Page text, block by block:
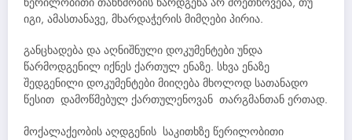
იგი, ამასთანავე, მხარდაჭერის მიმღები პირია.
განცხადება და აღნიშნული დოკუმენტები უნდა
წარმოდგენილ იქნეს ქართულ ენაზე. სხვა ენაზე
შედგენილი დოკუმენტები მიიღება მხოლოდ სათანადო
წესით დამოწმებულ ქართულენოვან თარგმანთან ერთად.
მოქალაქეობის აღდგენის საკითხზე წერილობითი